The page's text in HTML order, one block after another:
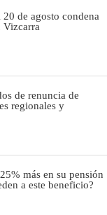
de agosto condena
Vizcarra
de renuncia de
regionales y
más en su pensión
a este beneficio?